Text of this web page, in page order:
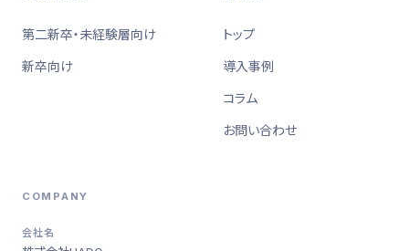
第二新卒・未経験層向け
新卒向け
トップ
導入事例
コラム
お問い合わせ
COMPANY
会社名